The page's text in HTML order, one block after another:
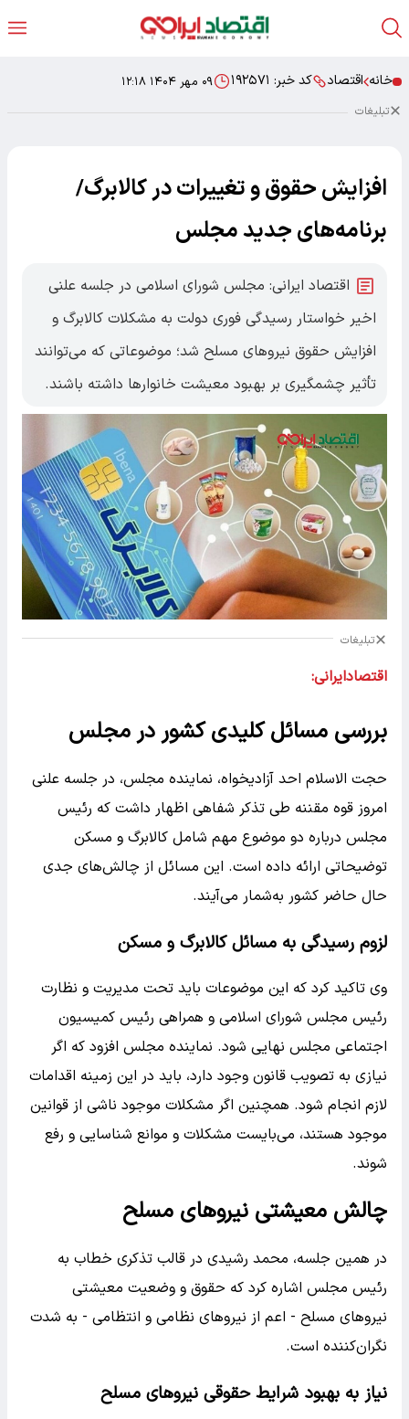
خانه اقتصاد کد خبر: ۱۹۲۵۷۱ ۰۹ مهر ۱۴۰۴ ۱۲:۱۸
تبلیغات
افزایش حقوق و تغییرات در کالابرگ/
برنامه‌های جدید مجلس
اقتصاد ایرانی: مجلس شورای اسلامی در جلسه علنی
اخیر خواستار رسیدگی فوری دولت به مشکلات کالابرگ و
افزایش حقوق نیروهای مسلح شد؛ موضوعاتی که می‌توانند
تأثیر چشمگیری بر بهبود معیشت خانوارها داشته باشند.
تبلیغات
اقتصادایرانی:
بررسی مسائل کلیدی کشور در مجلس
حجت الاسلام احد آزادیخواه، نماینده مجلس، در جلسه علنی
امروز قوه مقننه طی تذکر شفاهی اظهار داشت که رئیس
مجلس درباره دو موضوع مهم شامل کالابرگ و مسکن
توضیحاتی ارائه داده است. این مسائل از چالش‌های جدی
حال حاضر کشور به‌شمار می‌آیند.
لزوم رسیدگی به مسائل کالابرگ و مسکن
وی تاکید کرد که این موضوعات باید تحت مدیریت و نظارت
رئیس مجلس شورای اسلامی و همراهی رئیس کمیسیون
اجتماعی مجلس نهایی شود. نماینده مجلس افزود که اگر
نیازی به تصویب قانون وجود دارد، باید در این زمینه اقدامات
لازم انجام شود. همچنین اگر مشکلات موجود ناشی از قوانین
موجود هستند، می‌بایست مشکلات و موانع شناسایی و رفع
شوند.
چالش معیشتی نیروهای مسلح
در همین جلسه، محمد رشیدی در قالب تذکری خطاب به
رئیس مجلس اشاره کرد که حقوق و وضعیت معیشتی
نیروهای مسلح - اعم از نیروهای نظامی و انتظامی - به شدت
نگران‌کننده است.
نیاز به بهبود شرایط حقوقی نیروهای مسلح